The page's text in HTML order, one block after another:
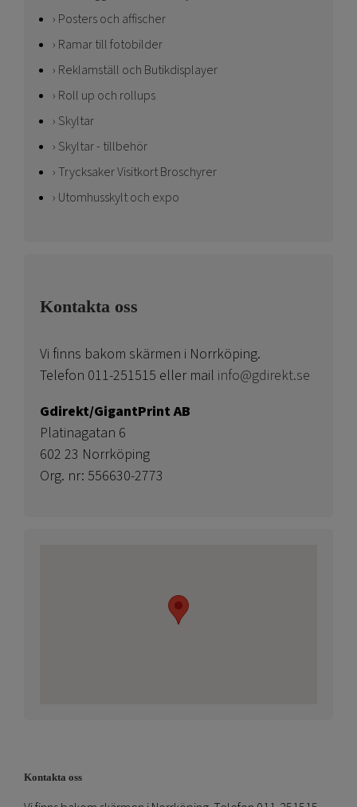
Posters och affischer
Ramar till fotobilder
Reklamställ och Butikdisplayer
Roll up och rollups
Skyltar
Skyltar - tillbehör
Trycksaker Visitkort Broschyrer
Utomhusskylt och expo
Kontakta oss
Vi finns bakom skärmen i Norrköping.
Telefon 011-251515 eller mail info@gdirekt.se
Gdirekt/GigantPrint AB
Platinagatan 6
602 23 Norrköping
Org. nr: 556630-2773
Kontakta oss